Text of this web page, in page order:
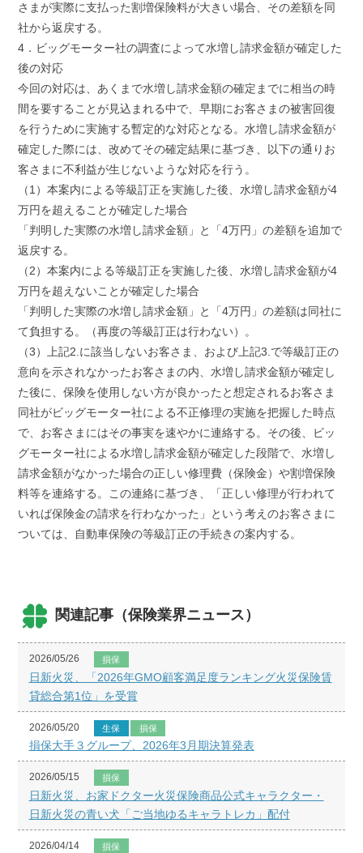
さまが実際に支払った割増保険料が大きい場合、その差額を同
社から返戻する。
4．ビッグモーター社の調査によって水増し請求金額が確定した
後の対応
今回の対応は、あくまで水増し請求金額の確定までに相当の時
間を要することが見込まれる中で、早期にお客さまの被害回復
を行うために実施する暫定的な対応となる。水増し請求金額が
確定した際には、改めてその確定結果に基づき、以下の通りお
客さまに不利益が生じないような対応を行う。
（1）本案内による等級訂正を実施した後、水増し請求金額が4
万円を超えることが確定した場合
「判明した実際の水増し請求金額」と「4万円」の差額を追加で
返戻する。
（2）本案内による等級訂正を実施した後、水増し請求金額が4
万円を超えないことが確定した場合
「判明した実際の水増し請求金額」と「4万円」の差額は同社に
て負担する。（再度の等級訂正は行わない）。
（3）上記2.に該当しないお客さま、および上記3.で等級訂正の
意向を示されなかったお客さまの内、水増し請求金額が確定し
た後に、保険を使用しない方が良かったと想定されるお客さま
同社がビッグモーター社による不正修理の実施を把握した時点
で、お客さまにはその事実を速やかに連絡する。その後、ビッ
グモーター社による水増し請求金額が確定した段階で、水増し
請求金額がなかった場合の正しい修理費（保険金）や割増保険
料等を連絡する。この連絡に基づき、「正しい修理が行われて
いれば保険金の請求を行わなかった」という考えのお客さまに
ついては、自動車保険の等級訂正の手続きの案内する。
関連記事（保険業界ニュース）
2026/05/26 損保
日新火災、「2026年GMO顧客満足度ランキング火災保険賃
貸総合第1位」を受賞
2026/05/20 生保 損保
損保大手３グループ、2026年3月期決算発表
2026/05/15 損保
日新火災、お家ドクター火災保険商品公式キャラクター・
日新火災の青い犬「ご当地ゆるキャラトレカ」配付
2026/04/14 損保